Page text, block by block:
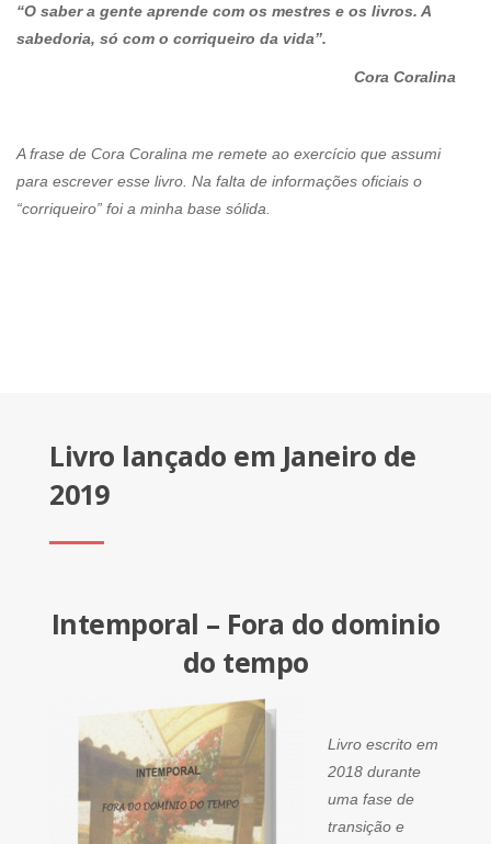
“O saber a gente aprende com os mestres e os livros. A
sabedoria, só com o corriqueiro da vida”.
Cora Coralina
A frase de Cora Coralina me remete ao exercício que assumi
para escrever esse livro. Na falta de informações oficiais o
“corriqueiro” foi a minha base sólida.
Livro lançado em Janeiro de
2019
Intemporal – Fora do dominio
do tempo
Livro escrito em
2018 durante
uma fase de
transição e